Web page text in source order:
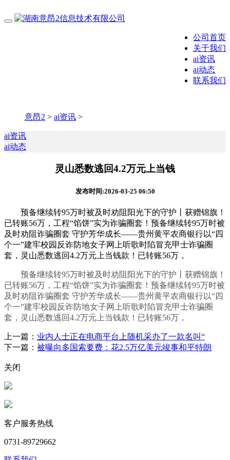
公司首页
关于我们
ai资讯
ai动态
联系我们
意昂2 > ai资讯 >
ai资讯
ai动态
灵山悉数逃回4.2万元上当钱
发布时间:2026-03-25 06:50
预备继续转95万时被及时劝阻阳光下的守护丨获赠锦旗！
已转账56万，工程“馅饼”实为诈骗圈套！预备继续转95万时被
及时劝阻诈骗圈套 守护芳华成长——贵州黄平农商银行以“四
个一”建牢校园反诈防地女子网上听歌时陷冒充甲士诈骗圈
套，灵山悉数逃回4.2万元上当钱款！已转账56万，
预备继续转95万时被及时劝阻阳光下的守护丨获赠锦旗！
已转账56万，工程“馅饼”实为诈骗圈套！预备继续转95万时被
及时劝阻诈骗圈套 守护芳华成长——贵州黄平农商银行以“四
个一”建牢校园反诈防地女子网上听歌时陷冒充甲士诈骗圈
套，灵山悉数逃回4.2万元上当钱款！已转账56万，
上一篇： 业内人士正在电商平台上随机采办了一款名叫“
下一篇： 被曝向多国索要费：花2.5万亿美元竣事和平特朗
关闭
客户服务热线
0731-89729662